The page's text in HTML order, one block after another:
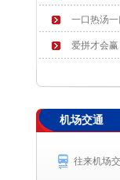
航空公司
一口热汤
爱拼才会
机场交通
往来机场